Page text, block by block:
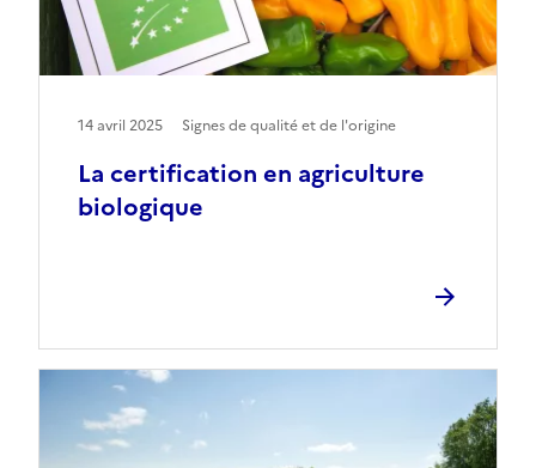
La certification en agriculture
biologique
14 avril 2025 Signes de qualité et de l'origine